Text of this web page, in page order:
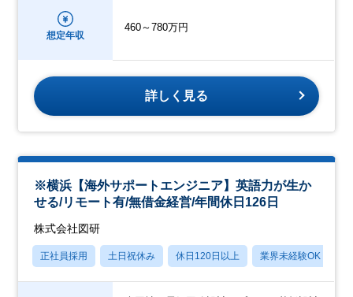
想定年収
460～780万円
詳しく見る
※横浜【海外サポートエンジニア】英語力が生か
せる/リモート有/無借金経営/年間休日126日
株式会社図研
正社員採用 土日祝休み 休日120日以上 業界未経験OK